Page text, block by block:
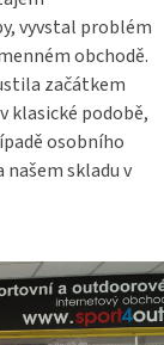
vyvstal problém
obchodě.
začátkem
klasické podobě,
osobního
skladu v